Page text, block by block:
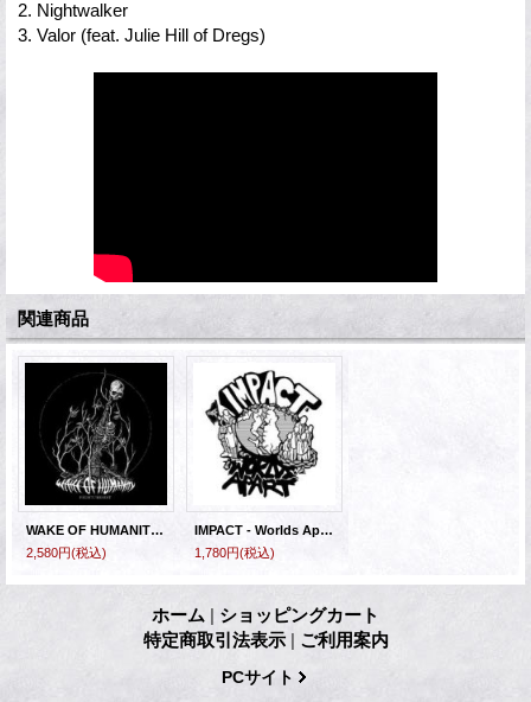
2. Nightwalker
3. Valor (feat. Julie Hill of Dregs)
関連商品
WAKE OF HUMANITY - Fight/Resist [LP]
2,580円(税込)
IMPACT - Worlds Apart [EP]
1,780円(税込)
ホーム | ショッピングカート
特定商取引法表示 | ご利用案内
PCサイト